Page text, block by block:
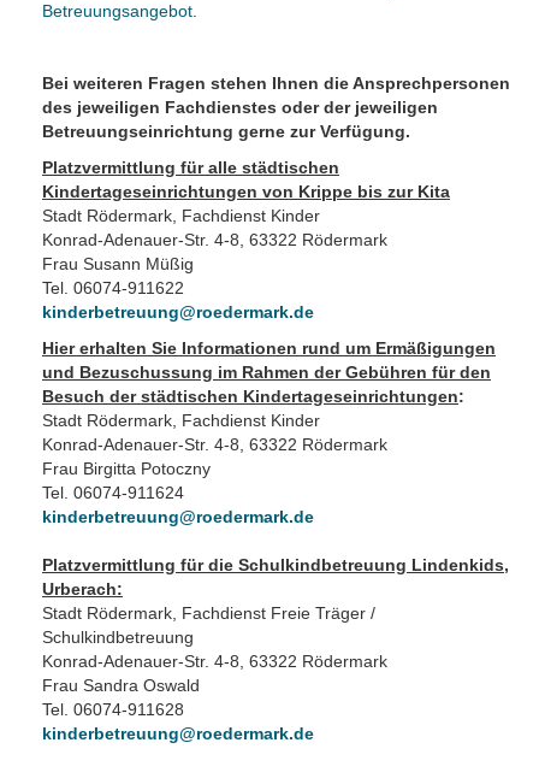
Betreuungsangebot
Bei weiteren Fragen stehen Ihnen die Ansprechpersonen
des jeweiligen Fachdienstes oder der jeweiligen
Betreuungseinrichtung gerne zur Verfügung.
Platzvermittlung für alle städtischen
Kindertageseinrichtungen von Krippe bis zur Kita
Stadt Rödermark, Fachdienst Kinder
Konrad-Adenauer-Str. 4-8, 63322 Rödermark
Frau Susann Müßig
Tel. 06074-911622
kinderbetreuung@roedermark.de
Hier erhalten Sie Informationen rund um Ermäßigungen
und Bezuschussung im Rahmen der Gebühren für den
Besuch der städtischen Kindertageseinrichtungen:
Stadt Rödermark, Fachdienst Kinder
Konrad-Adenauer-Str. 4-8, 63322 Rödermark
Frau Birgitta Potoczny
Tel. 06074-911624
kinderbetreuung@roedermark.de
Platzvermittlung für die Schulkindbetreuung Lindenkids,
Urberach:
Stadt Rödermark, Fachdienst Freie Träger /
Schulkindbetreuung
Konrad-Adenauer-Str. 4-8, 63322 Rödermark
Frau Sandra Oswald
Tel. 06074-911628
kinderbetreuung@roedermark.de